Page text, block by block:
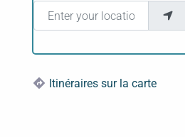
Enter your location
Itinéraires sur la carte